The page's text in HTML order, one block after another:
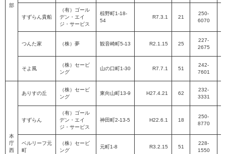
部
すずらん貴船
（有）ゴール
デン・エイ
ジ・サービス
椋野町1-18-
54
R7.3.1 21
250-
6070
つんた家 （株）夢 観音崎町5-13 R2.1.15 25
227-
2675
そよ風
（株）セービ
ング
山の口町1-30 R7.7.1 51
242-
7601
本
庁
西
ありすの丘
（株）セービ
ング
東向山町13-9 H27.4.21 62
232-
3331
すずらん
（有）ゴール
デン・エイ
ジ・サービス
神田町2-13-5 H22.6.1 18
250-
8770
ベルリーフ元
町
（株）セービ
ング
元町1-8 R3.2.15 51
228-
1550